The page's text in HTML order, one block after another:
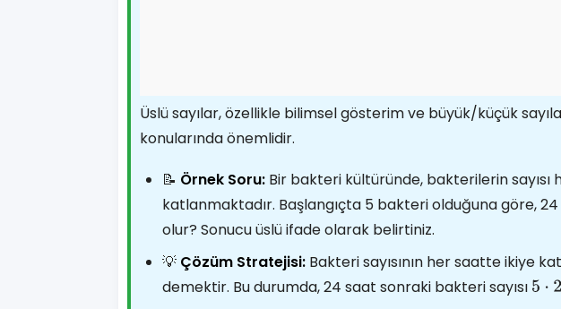
Üslü sayılar, özellikle bilimsel gösterim ve büyük/küçük
konularında önemlidir.
📝 Örnek Soru: Bir bakteri kültüründe, bakterilerin sayısı
katlanmaktadır. Başlangıçta 5 bakteri olduğuna göre,
olur? Sonucu üslü ifade olarak belirtiniz.
💡 Çözüm Stratejisi: Bakteri sayısının her saatte ikiye
demektir. Bu durumda, 24 saat sonraki bakteri sayısı 5 2